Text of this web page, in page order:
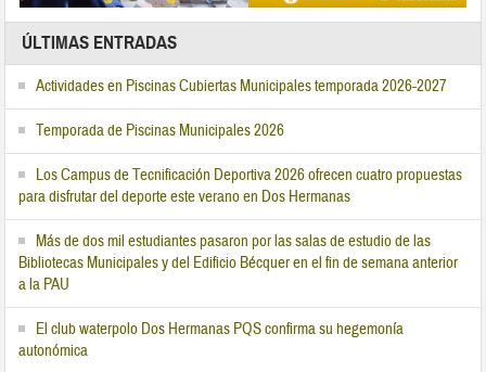
ÚLTIMAS ENTRADAS
Actividades en Piscinas Cubiertas Municipales temporada 2026-2027
Temporada de Piscinas Municipales 2026
Los Campus de Tecnificación Deportiva 2026 ofrecen cuatro propuestas
para disfrutar del deporte este verano en Dos Hermanas
Más de dos mil estudiantes pasaron por las salas de estudio de las
Bibliotecas Municipales y del Edificio Bécquer en el fin de semana anterior
a la PAU
El club waterpolo Dos Hermanas PQS confirma su hegemonía
autonómica